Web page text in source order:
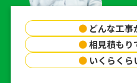
● どんな工事
●相見積もり
● いくらくら